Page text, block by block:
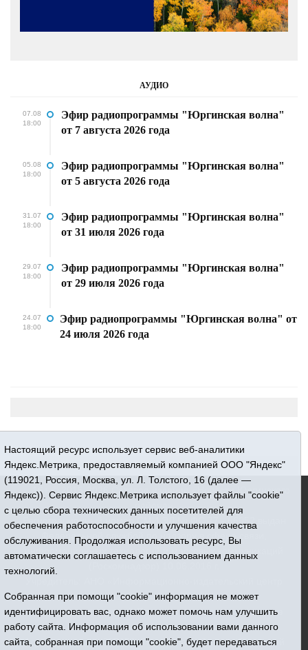
АУДИО
07.08
18:00
Эфир радиопрограммы "Юргинская волна"
от 7 августа 2026 года
05.08
18:00
Эфир радиопрограммы "Юргинская волна"
от 5 августа 2026 года
31.07
18:00
Эфир радиопрограммы "Юргинская волна"
от 31 июля 2026 года
29.07
18:00
Эфир радиопрограммы "Юргинская волна"
от 29 июля 2026 года
24.07
18:00
Эфир радиопрограммы "Юргинская волна" от
24 июля 2026 года
16+ © 2015-2026 Сетевое издание «Новости Юргинского
Регистрационный номер СМИ ЭЛ № ФС 77 - 66052 выдан
Федеральной службой по надзору в сфере связи,
«Призыв»
Все права защищены © При использовании материалов
ссылка обязательна
Адрес редакции: 627250, Тюменская область, Юргинский
Настоящий ресурс использует сервис веб-аналитики
Яндекс.Метрика, предоставляемый компанией ООО "Яндекс"
(119021, Россия, Москва, ул. Л. Толстого, 16 (далее —
Яндекс)). Сервис Яндекс.Метрика использует файлы "cookie"
с целью сбора технических данных посетителей для
обеспечения работоспособности и улучшения качества
обслуживания. Продолжая использовать ресурс, Вы
автоматически соглашаетесь с использованием данных
технологий.
Собранная при помощи "cookie" информация не может
идентифицировать вас, однако может помочь нам улучшить
работу сайта. Информация об использовании вами данного
сайта, собранная при помощи "cookie", будет передаваться